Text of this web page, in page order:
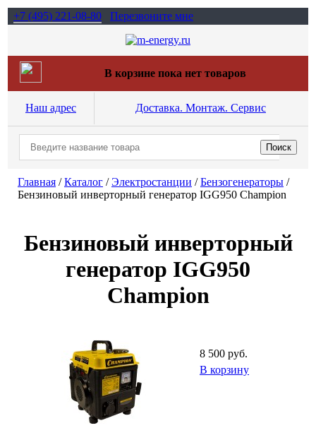
+7 (495) 221-08-80 Перезвоните мне
В корзине пока нет товаров
Наш адрес Доставка. Монтаж. Сервис
Главная /Каталог /Электростанции /Бензогенераторы /
Бензиновый инверторный генератор IGG950 Champion
Бензиновый инверторный
генератор IGG950
Champion
8 500 руб.
В корзину